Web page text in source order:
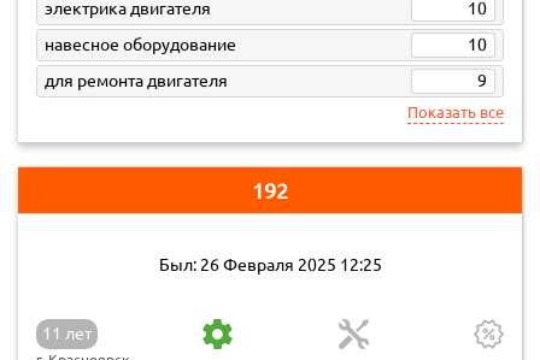
электрика двигателя
10
навесное оборудование
10
для ремонта двигателя
9
Показать все
192
Был: 26 Февраля 2025 12:25
11 лет